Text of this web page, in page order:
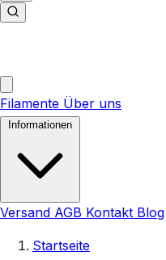
Filamente Über uns
Versand AGB Kontakt Blog
Startseite